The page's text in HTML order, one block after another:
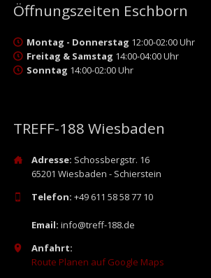
Öffnungszeiten Eschborn
Montag - Donnerstag 12:00-02:00 Uhr
Freitag & Samstag 14:00-04:00 Uhr
Sonntag 14:00-02:00 Uhr
TREFF-188 Wiesbaden
Adresse: Schossbergstr. 16
65201 Wiesbaden - Schierstein
Telefon: +49 611 58 58 77 10
Email: info@treff-188.de
Anfahrt:
Route Planen auf Google Maps